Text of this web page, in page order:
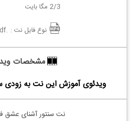
2/3 مگا بایت
نوع فایل نت : .pdf
مشخصات
ویدئوی آموزش این نت به
نت سنتور آشنای عشق